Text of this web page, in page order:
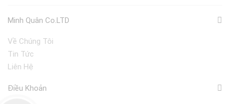
Minh Quân Co.LTD
Về Chúng Tôi
Tin Tức
Liên Hệ
Điều Khoản